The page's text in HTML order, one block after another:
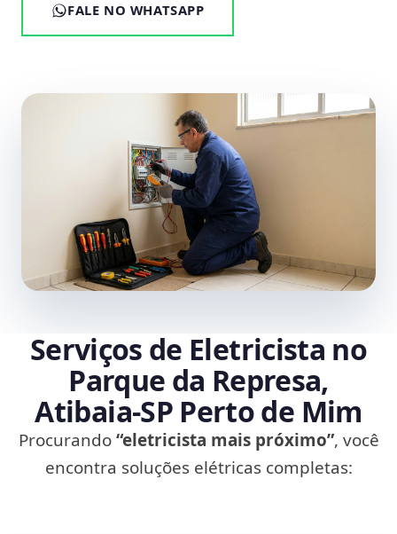
FALE NO WHATSAPP
Serviços de Eletricista no
Parque da Represa,
Atibaia‑SP Perto de Mim
Procurando“eletricista mais próximo”, você
encontra soluções elétricas completas: